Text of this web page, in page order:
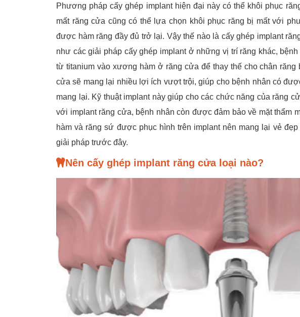
Phương pháp cấy ghép implant hiện đại này có thể khôi phục
mất răng cửa cũng có thể lựa chọn khôi phục răng bị mất với
được hàm răng đầy đủ trở lại. Vậy thế nào là cấy ghép implant
như các giải pháp cấy ghép implant ở những vị trí răng khác,
từ titanium vào xương hàm ở răng cửa để thay thế cho chân
cửa sẽ mang lại nhiều lợi ích vượt trội, giúp cho bệnh nhân có
mang lại. Kỹ thuật implant này giúp cho các chức năng của răng
với implant răng cửa, bệnh nhân còn được đảm bảo về mặt thẩm
hàm và răng sứ được phục hình trên implant nên mang lại vẻ
giải pháp trước đây.
Nên cấy ghép implant răng cửa loại nào?